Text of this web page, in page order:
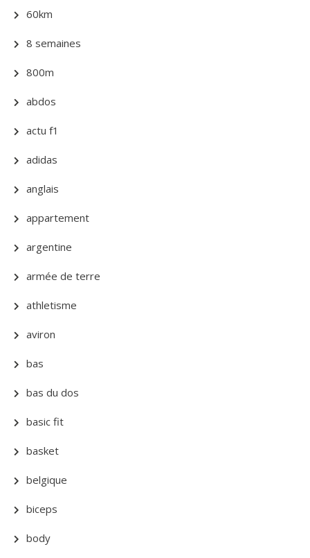
60km
8 semaines
800m
abdos
actu f1
adidas
anglais
appartement
argentine
armée de terre
athletisme
aviron
bas
bas du dos
basic fit
basket
belgique
biceps
body